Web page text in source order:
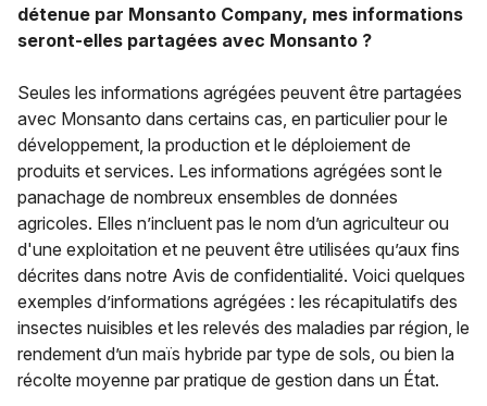
détenue par Monsanto Company, mes informations
seront-elles partagées avec Monsanto ?
Seules les informations agrégées peuvent être partagées
avec Monsanto dans certains cas, en particulier pour le
développement, la production et le déploiement de
produits et services. Les informations agrégées sont le
panachage de nombreux ensembles de données
agricoles. Elles n’incluent pas le nom d’un agriculteur ou
d'une exploitation et ne peuvent être utilisées qu’aux fins
décrites dans notre Avis de confidentialité. Voici quelques
exemples d’informations agrégées : les récapitulatifs des
insectes nuisibles et les relevés des maladies par région, le
rendement d’un maïs hybride par type de sols, ou bien la
récolte moyenne par pratique de gestion dans un État.